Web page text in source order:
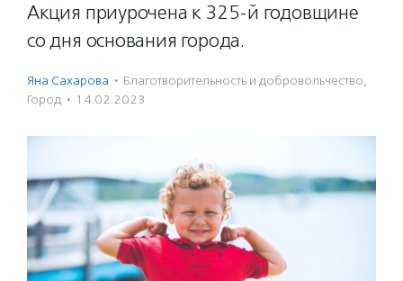
Акция приурочена к 325-й годовщине
со дня основания города.
Яна Сахарова · Благотвори­тель­ность и доброволь­чест­во,
Город · 14.02.2023